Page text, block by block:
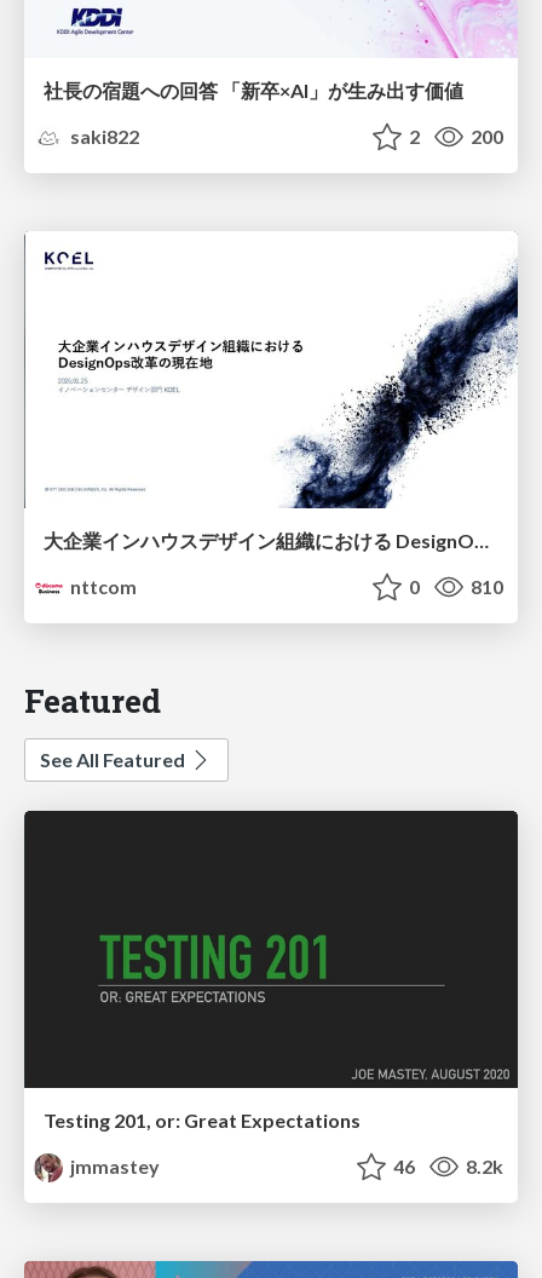
社長の宿題への回答 「新卒×AI」が生み出す価値
saki822
2 200
大企業インハウスデザイン組織における DesignOps改革の現在地 / DesignOps at Scale: Navigating Transformation in Large Enterprises
nttcom
0 810
Featured
See All Featured
Testing 201, or: Great Expectations
jmmastey
46 8.2k